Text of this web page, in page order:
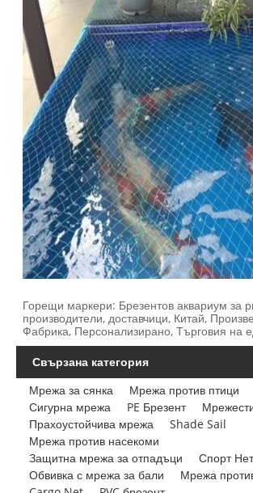
Горещи маркери: Брезентов аквариум за
производители, доставчици, Китай,
Фабрика, Персонализирано, Търговия на
Свързана категория
Мрежа за сянка
Мрежа против птици
Сигурна мрежа
PE Брезент
Прахоустойчива мрежа
Shade Sail
Мрежа против насекоми
Защитна мрежа за отпадъци
Спорт Нет
Обвивка с мрежа за бали
Мрежа